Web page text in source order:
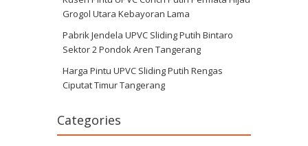
Grogol Utara Kebayoran Lama
Pabrik Jendela UPVC Sliding Putih Bintaro
Sektor 2 Pondok Aren Tangerang
Harga Pintu UPVC Sliding Putih Rengas
Ciputat Timur Tangerang
Categories